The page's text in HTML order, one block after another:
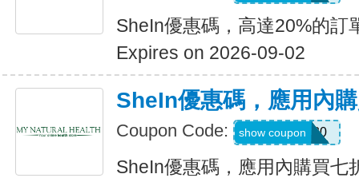
SheIn優惠碼，高達20%的訂
Expires on 2026-09-02
SheIn優惠碼，應用內
Coupon Code: APPOFF30
show coupon
SheIn優惠碼，應用內購買七